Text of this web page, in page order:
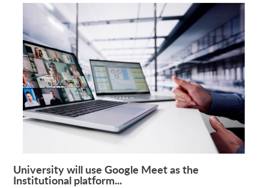
Leer más +
University will use Google Meet as the
Institutional platform...